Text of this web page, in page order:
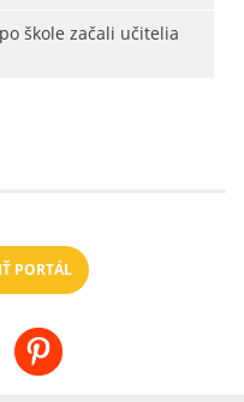
škole začali učitelia
PORTÁL